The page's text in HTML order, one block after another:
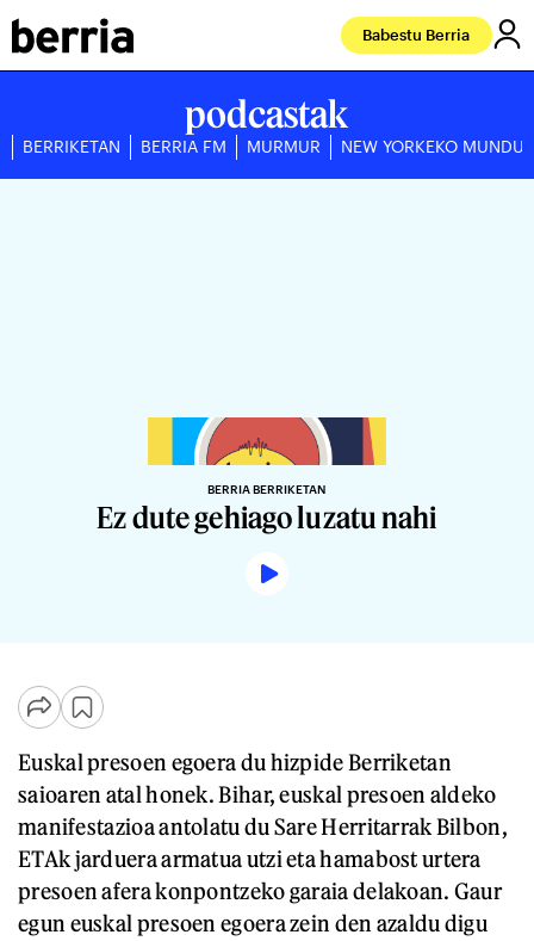
Babestu Berria
podcastak
BERRIKETAN BERRIA FM MURMUR NEW YORKEKO
BERRIA BERRIKETAN
Ez dute gehiago luzatu nahi
Euskal presoen egoera du hizpide Berriketan
saioaren atal honek. Bihar, euskal presoen aldeko
manifestazioa antolatu du Sare Herritarrak Bilbon,
ETAk jarduera armatua utzi eta hamabost urtera
presoen afera konpontzeko garaia delakoan. Gaur
egun euskal presoen egoera zein den azaldu digu